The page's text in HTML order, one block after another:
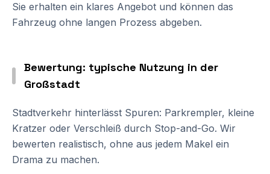
Sie erhalten ein klares Angebot und können das
Fahrzeug ohne langen Prozess abgeben.
Bewertung: typische Nutzung in der
Großstadt
Stadtverkehr hinterlässt Spuren: Parkrempler, kleine
Kratzer oder Verschleiß durch Stop-and-Go. Wir
bewerten realistisch, ohne aus jedem Makel ein
Drama zu machen.